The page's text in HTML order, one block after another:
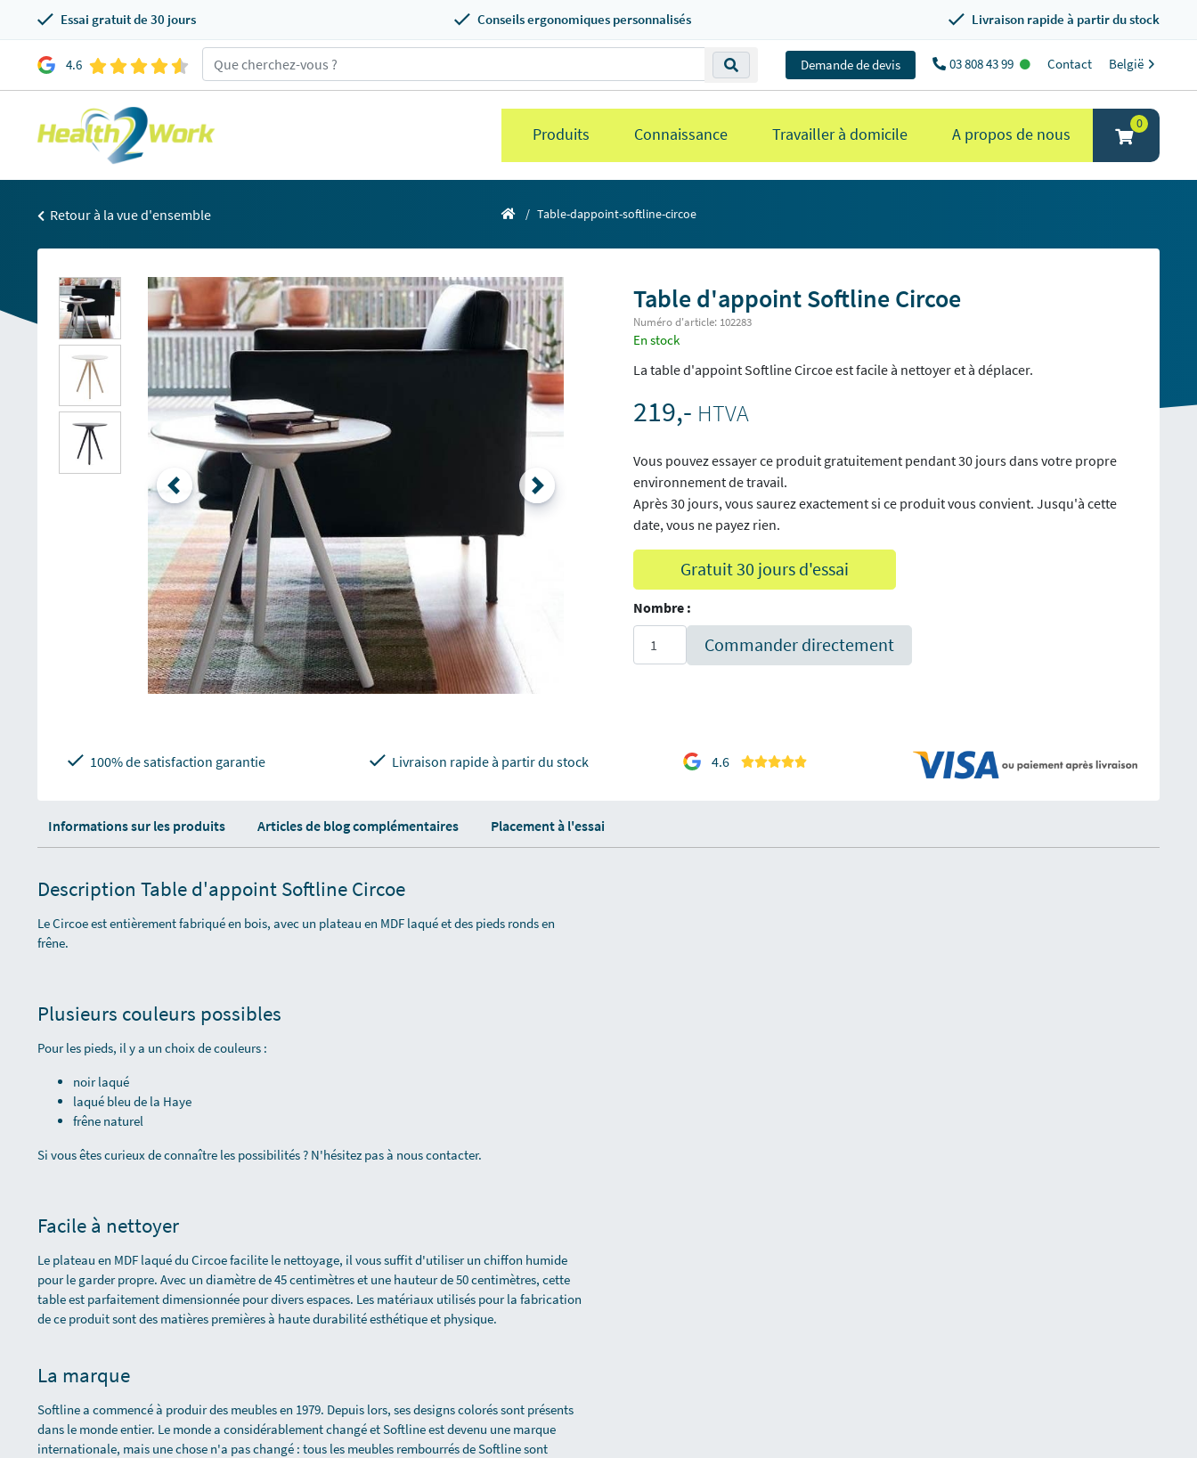
Essai gratuit de 30 jours Conseils ergonomiques personnalisés Livraison rapide à partir du stock
4.6 Demande de devis 03 808 43 99 Contact België
Produits Connaissance Travailler à domicile A propos de nous
0
Retour à la vue d'ensemble Table-dappoint-softline-circoe
Table d'appoint Softline Circoe
Numéro d'article: 102283
En stock
La table d'appoint Softline Circoe est facile à nettoyer et à déplacer.
219,- HTVA
Vous pouvez essayer ce produit gratuitement pendant 30 jours dans votre propre
environnement de travail.
Après 30 jours, vous saurez exactement si ce produit vous convient. Jusqu'à cette
date, vous ne payez rien.
Gratuit 30 jours d'essai
Nombre :
Commander directement
100% de satisfaction garantie Livraison rapide à partir du stock 4.6
Informations sur les produits Articles de blog complémentaires Placement à l'essai
Description Table d'appoint Softline Circoe
Le Circoe est entièrement fabriqué en bois, avec un plateau en MDF laqué et des pieds ronds en
frêne.
Plusieurs couleurs possibles
Pour les pieds, il y a un choix de couleurs :
noir laqué
laqué bleu de la Haye
frêne naturel
Si vous êtes curieux de connaître les possibilités ? N'hésitez pas à nous contacter.
Facile à nettoyer
Le plateau en MDF laqué du Circoe facilite le nettoyage, il vous suffit d'utiliser un chiffon humide
pour le garder propre. Avec un diamètre de 45 centimètres et une hauteur de 50 centimètres, cette
table est parfaitement dimensionnée pour divers espaces. Les matériaux utilisés pour la fabrication
de ce produit sont des matières premières à haute durabilité esthétique et physique.
La marque
Softline a commencé à produir des meubles en 1979. Depuis lors, ses designs colorés sont présents
dans le monde entier. Le monde a considérablement changé et Softline est devenu une marque
internationale, mais une chose n'a pas changé : tous les meubles rembourrés de Softline sont